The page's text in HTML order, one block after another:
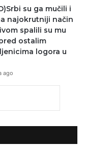
su ga mučili i
najokrutniji način
spalili su mu
ostalim
logora u
ago